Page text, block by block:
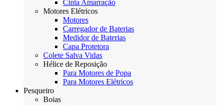
Cinta Amarração
Motores Elétricos
Motores
Carregador de Baterias
Medidor de Baterias
Capa Protetora
Colete Salva Vidas
Hélice de Reposição
Para Motores de Popa
Para Motores Elétricos
Pesqueiro
Boias